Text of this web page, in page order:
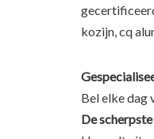
kozijn, cq
Bel elke dag
De scherpste